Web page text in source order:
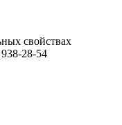
свойствах
28-54